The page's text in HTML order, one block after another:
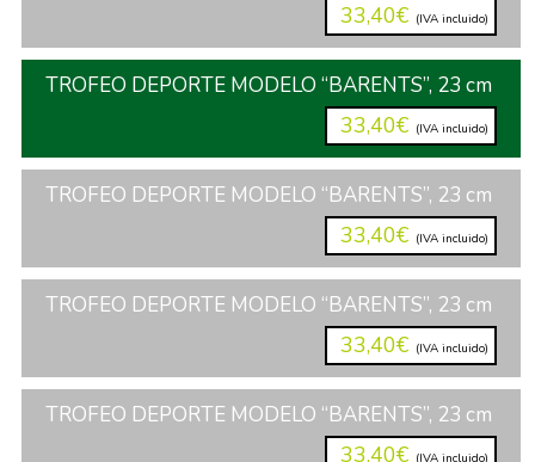
33,40€ (IVA incluido)
TROFEO DEPORTE MODELO “BARENTS”, 23 cm
33,40€ (IVA incluido)
TROFEO DEPORTE MODELO “BARENTS”, 23 cm
33,40€ (IVA incluido)
TROFEO DEPORTE MODELO “BARENTS”, 23 cm
33,40€ (IVA incluido)
TROFEO DEPORTE MODELO “BARENTS”, 23 cm
33,40€ (IVA incluido)